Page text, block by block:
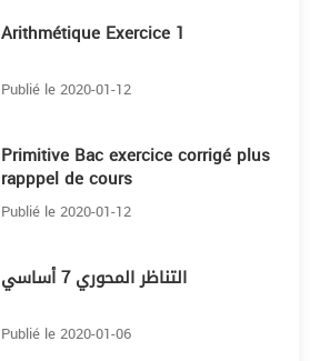
Arithmétique Exercice 1
Publié le 2020-01-12
Primitive Bac exercice corrigé plus
rapppel de cours
Publié le 2020-01-12
التناظر المحوري 7 أساسي
Publié le 2020-01-06